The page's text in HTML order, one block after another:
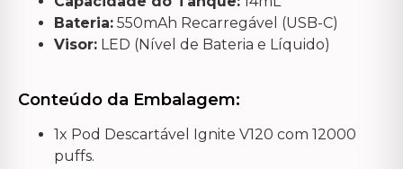
Bateria: 550mAh Recarregável (USB-C)
Visor: LED (Nível de Bateria e Líquido)
Conteúdo da Embalagem:
1x Pod Descartável Ignite V120 com 12000
puffs.